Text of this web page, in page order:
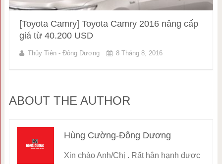
[Toyota Camry] Toyota Camry 2016 nâng cấp
giá từ 40.200 USD
Thủy Tiên - Đông Dương 8 Tháng 8, 2016
ABOUT THE AUTHOR
Hùng Cường-Đông Dương
Xin chào Anh/Chị . Rất hân hạnh được